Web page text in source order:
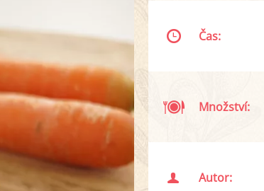
Čas:
Množství:
Autor: